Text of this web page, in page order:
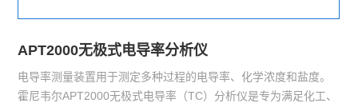
APT2000无极式电导率分析仪
电导率测量装置用于测定多种过程的电导率、化学浓度和盐度。
霍尼韦尔APT2000无极式电导率（TC）分析仪是专为满足化工、